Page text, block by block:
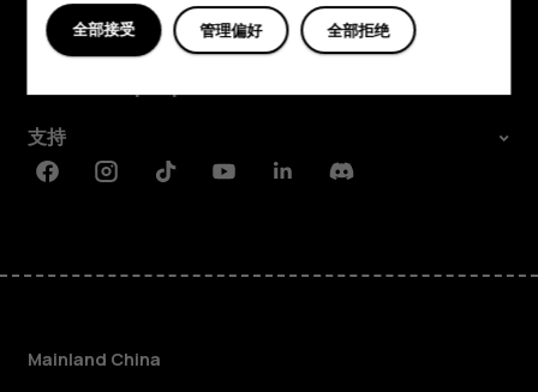
关于
支持
FacebookInstagramTiktokYoutubeLinkedinDiscord
Mainland China
全部拒绝
管理偏好
全部接受